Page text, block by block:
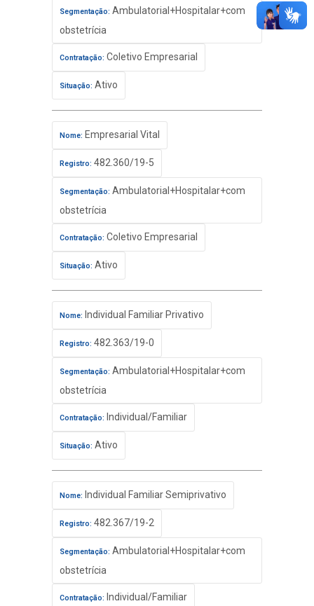
Segmentação: Ambulatorial+Hospitalar+com
obstetrícia
Contratação: Coletivo Empresarial
Situação: Ativo
Nome: Empresarial Vital
Registro: 482.360/19-5
Segmentação: Ambulatorial+Hospitalar+com
obstetrícia
Contratação: Coletivo Empresarial
Situação: Ativo
Nome: Individual Familiar Privativo
Registro: 482.363/19-0
Segmentação: Ambulatorial+Hospitalar+com
obstetrícia
Contratação: Individual/Familiar
Situação: Ativo
Nome: Individual Familiar Semiprivativo
Registro: 482.367/19-2
Segmentação: Ambulatorial+Hospitalar+com
obstetrícia
Contratação: Individual/Familiar